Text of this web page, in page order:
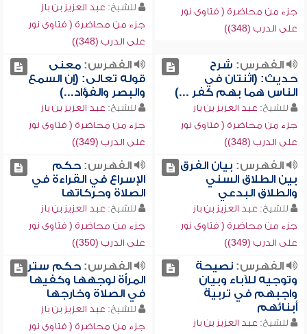
جزء من محاضرة ( فتاوى نور
على الدرب (348))
للشيخ: عبد العزيز بن باز
جزء من محاضرة ( فتاوى نور
على الدرب (348))
الفهرس: شرح
حديث: (اثنتان في
الناس هما بهم كفر ...)
للشيخ: عبد العزيز بن باز
جزء من محاضرة ( فتاوى نور
على الدرب (348))
الفهرس:معنى
قوله تعالى: (إن السمع
والبصر والفؤاد...)
للشيخ: عبد العزيز بن باز
جزء من محاضرة ( فتاوى نور
على الدرب (349))
الفهرس: بيان الفرق
بين الطلاق السني
والطلاق البدعي
للشيخ: عبد العزيز بن باز
جزء من محاضرة ( فتاوى نور
على الدرب (349))
الفهرس:حكم
الإسراع في القراءة في
الصلاة وحركاتها
للشيخ: عبد العزيز بن باز
جزء من محاضرة ( فتاوى نور
على الدرب (350))
الفهرس:نصيحة
وتوجيه للآباء وبيان
واجبهم في تربية
أبنائهم
للشيخ: عبد العزيز بن باز
الفهرس:حكم ستر
المرأة لوجهها وكفيها
في الصلاة وخارجها
للشيخ: عبد العزيز بن باز
جزء من محاضرة ( فتاوى نور